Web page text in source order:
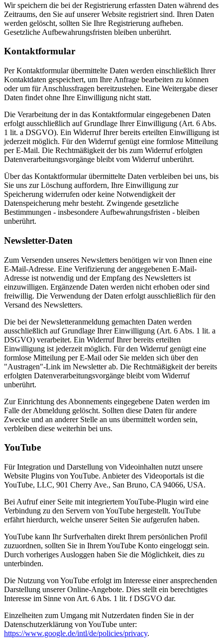
Wir speichern die bei der Registrierung erfassten Daten während des
Zeitraums, den Sie auf unserer Website registriert sind. Ihren Daten
werden gelöscht, sollten Sie Ihre Registrierung aufheben.
Gesetzliche Aufbewahrungsfristen bleiben unberührt.
Kontaktformular
Per Kontaktformular übermittelte Daten werden einschließlich Ihrer
Kontaktdaten gespeichert, um Ihre Anfrage bearbeiten zu können
oder um für Anschlussfragen bereitzustehen. Eine Weitergabe dieser
Daten findet ohne Ihre Einwilligung nicht statt.
Die Verarbeitung der in das Kontaktformular eingegebenen Daten
erfolgt ausschließlich auf Grundlage Ihrer Einwilligung (Art. 6 Abs.
1 lit. a DSGVO). Ein Widerruf Ihrer bereits erteilten Einwilligung ist
jederzeit möglich. Für den Widerruf genügt eine formlose Mitteilung
per E-Mail. Die Rechtmäßigkeit der bis zum Widerruf erfolgten
Datenverarbeitungsvorgänge bleibt vom Widerruf unberührt.
Über das Kontaktformular übermittelte Daten verbleiben bei uns, bis
Sie uns zur Löschung auffordern, Ihre Einwilligung zur
Speicherung widerrufen oder keine Notwendigkeit der
Datenspeicherung mehr besteht. Zwingende gesetzliche
Bestimmungen - insbesondere Aufbewahrungsfristen - bleiben
unberührt.
Newsletter-Daten
Zum Versenden unseres Newsletters benötigen wir von Ihnen eine
E-Mail-Adresse. Eine Verifizierung der angegebenen E-Mail-
Adresse ist notwendig und der Empfang des Newsletters ist
einzuwilligen. Ergänzende Daten werden nicht erhoben oder sind
freiwillig. Die Verwendung der Daten erfolgt ausschließlich für den
Versand des Newsletters.
Die bei der Newsletteranmeldung gemachten Daten werden
ausschließlich auf Grundlage Ihrer Einwilligung (Art. 6 Abs. 1 lit. a
DSGVO) verarbeitet. Ein Widerruf Ihrer bereits erteilten
Einwilligung ist jederzeit möglich. Für den Widerruf genügt eine
formlose Mitteilung per E-Mail oder Sie melden sich über den
"Austragen"-Link im Newsletter ab. Die Rechtmäßigkeit der bereits
erfolgten Datenverarbeitungsvorgänge bleibt vom Widerruf
unberührt.
Zur Einrichtung des Abonnements eingegebene Daten werden im
Falle der Abmeldung gelöscht. Sollten diese Daten für andere
Zwecke und an anderer Stelle an uns übermittelt worden sein,
verbleiben diese weiterhin bei uns.
YouTube
Für Integration und Darstellung von Videoinhalten nutzt unsere
Website Plugins von YouTube. Anbieter des Videoportals ist die
YouTube, LLC, 901 Cherry Ave., San Bruno, CA 94066, USA.
Bei Aufruf einer Seite mit integriertem YouTube-Plugin wird eine
Verbindung zu den Servern von YouTube hergestellt. YouTube
erfährt hierdurch, welche unserer Seiten Sie aufgerufen haben.
YouTube kann Ihr Surfverhalten direkt Ihrem persönlichen Profil
zuzuordnen, sollten Sie in Ihrem YouTube Konto eingeloggt sein.
Durch vorheriges Ausloggen haben Sie die Möglichkeit, dies zu
unterbinden.
Die Nutzung von YouTube erfolgt im Interesse einer ansprechenden
Darstellung unserer Online-Angebote. Dies stellt ein berechtigtes
Interesse im Sinne von Art. 6 Abs. 1 lit. f DSGVO dar.
Einzelheiten zum Umgang mit Nutzerdaten finden Sie in der
Datenschutzerklärung von YouTube unter:
https://www.google.de/intl/de/policies/privacy.